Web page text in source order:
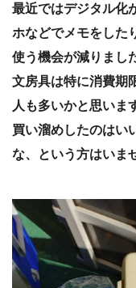
最近ではデジタル化
ホなどでメモをした
使う機会が減りまし
文房具は特に消費期
人も多いかと思いま
買い溜めしたのはい
な、という方はいま